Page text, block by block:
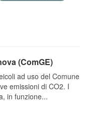
(ComGE)
ad uso del Comune
emissioni di CO2. I
in funzione...